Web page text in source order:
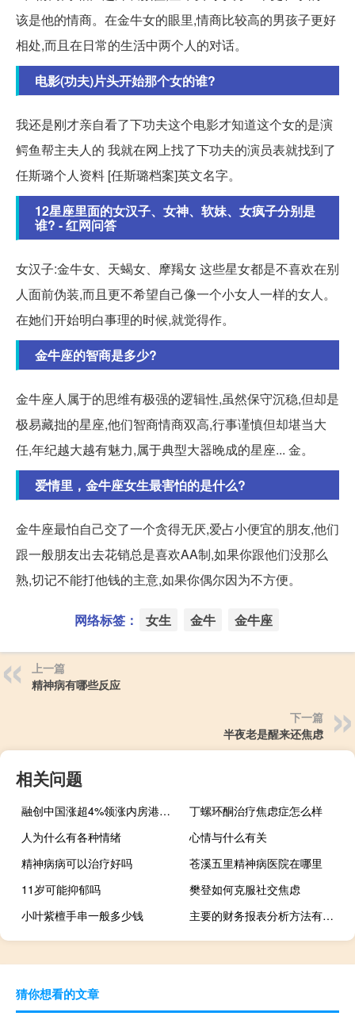
该是他的情商。在金牛女的眼里,情商比较高的男孩子更好
相处,而且在日常的生活中两个人的对话。
电影(功夫)片头开始那个女的谁?
我还是刚才亲自看了下功夫这个电影才知道这个女的是演
鳄鱼帮主夫人的 我就在网上找了下功夫的演员表就找到了
任斯璐个人资料 [任斯璐档案]英文名字。
12星座里面的女汉子、女神、软妹、女疯子分别是
谁? - 红网问答
女汉子:金牛女、天蝎女、摩羯女 这些星女都是不喜欢在别
人面前伪装,而且更不希望自己像一个小女人一样的女人。
在她们开始明白事理的时候,就觉得作。
金牛座的智商是多少?
金牛座人属于的思维有极强的逻辑性,虽然保守沉稳,但却是
极易藏拙的星座,他们智商情商双高,行事谨慎但却堪当大
任,年纪越大越有魅力,属于典型大器晚成的星座... 金。
爱情里，金牛座女生最害怕的是什么?
金牛座最怕自己交了一个贪得无厌,爱占小便宜的朋友,他们
跟一般朋友出去花销总是喜欢AA制,如果你跟他们没那么
熟,切记不能打他钱的主意,如果你偶尔因为不方便。
网络标签： 女生 金牛 金牛座
上一篇
精神病有哪些反应
下一篇
半夜老是醒来还焦虑
相关问题
融创中国涨超4%领涨内房港股 公司境外债重组获香港法院批准
丁螺环酮治疗焦虑症怎么样
人为什么有各种情绪
心情与什么有关
精神病病可以治疗好吗
苍溪五里精神病医院在哪里
11岁可能抑郁吗
樊登如何克服社交焦虑
小叶紫檀手串一般多少钱
主要的财务报表分析方法有哪些（财务报表分析方法有哪些）
猜你想看的文章